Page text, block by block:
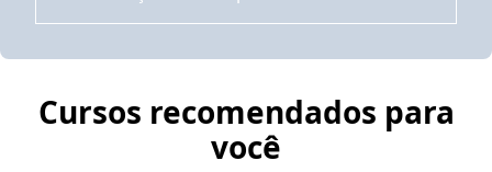
Cursos recomendados para
você